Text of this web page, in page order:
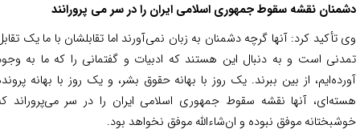
نقشه سقوط جمهوری اسلامی ایران را در سر می پرورانند
تأکید کرد: آنها گرچه دشمنان به زبان نمی‌آورند اما تقابلشان با ما یک تقابل
است و به دنبال این هستند که ادبیات و گفتمانی را که ما به وجود
از بین ببرند. یک روز با بهانه حقوق بشر، و یک روز با بهانه پرونده
آنها نقشه سقوط جمهوری اسلامی ایران را در سر می‌پروراند که
موفق نبوده و ان‌شاءالله موفق نخواهد بود.